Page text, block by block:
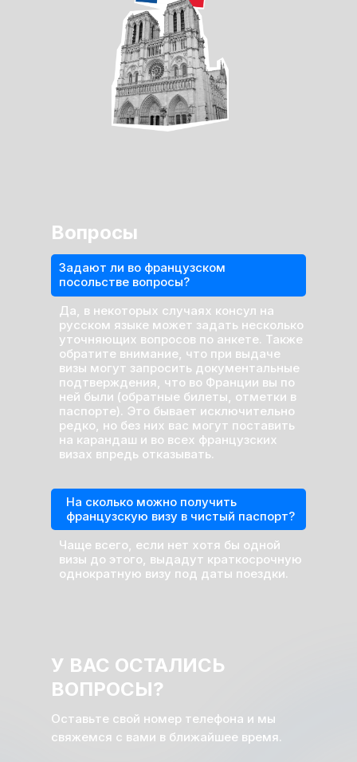
Вопросы
Задают ли во французском
посольстве вопросы?
Да, в некоторых случаях консул на
русском языке может задать несколько
уточняющих вопросов по анкете. Также
обратите внимание, что при выдаче
визы могут запросить документальные
подтверждения, что во Франции вы по
ней были (обратные билеты, отметки в
паспорте). Это бывает исключительно
редко, но без них вас могут поставить
на карандаш и во всех французских
визах впредь отказывать.
На сколько можно получить
французскую визу в чистый паспорт?
Чаще всего, если нет хотя бы одной
визы до этого, выдадут краткосрочную
однократную визу под даты поездки.
У ВАС ОСТАЛИСЬ
ВОПРОСЫ?
Оставьте свой номер телефона и мы
свяжемся с вами в ближайшее время.